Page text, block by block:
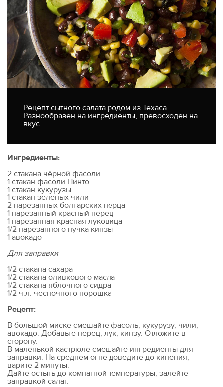
Рецепт сытного салата родом из Техаса.
Разнообразен на ингредиенты, превосходен на
вкус.
Ингредиенты:
2 стакана чёрной фасоли
1 стакан фасоли Пинто
1 стакан кукурузы
1 стакан зелёных чили
2 нарезанных болгарских перца
1 нарезанный красный перец
1 нарезанная красная луковица
1/2 нарезанного пучка кинзы
1 авокадо
Для заправки
1/2 стакана сахара
1/2 стакана оливкового масла
1/2 стакана яблочного сидра
1/2 ч.л. чесночного порошка
Рецепт:
В большой миске смешайте фасоль, кукурузу, чили,
авокадо. Добавьте перец, лук, кинзу. Отложите в
сторону.
В маленькой кастрюле смешайте ингредиенты для
заправки. На среднем огне доведите до кипения,
варите 2 минуты.
Дайте остыть до комнатной температуры, залейте
заправкой салат.